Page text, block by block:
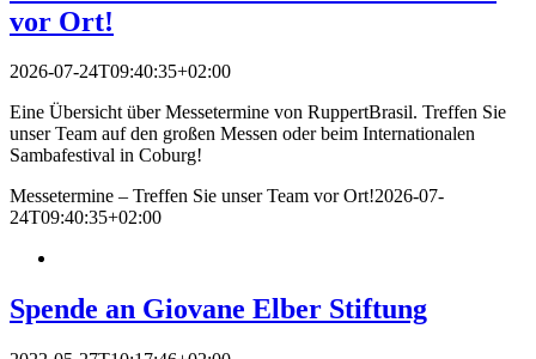
vor Ort!
2026-07-24T09:40:35+02:00
Eine Übersicht über Messetermine von RuppertBrasil. Treffen Sie
unser Team auf den großen Messen oder beim Internationalen
Sambafestival in Coburg!
Messetermine – Treffen Sie unser Team vor Ort!2026-07-
24T09:40:35+02:00
Spende an Giovane Elber Stiftung